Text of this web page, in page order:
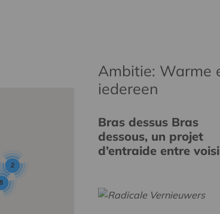
8
2
Ambitie: Warme
iedereen
Bras dessus Bras
dessous, un projet
d’entraide entre